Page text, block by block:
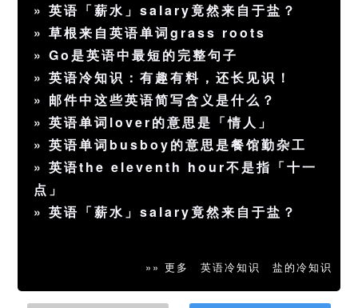
»英语「薪水」salary竟然来自于盐？
»草根来自英语单词grass roots
»Go是英语中最短的完整句子
»英语冷知识：有趣有料，还长见识！
» 邮件中这些英语简写含义是什么？
»英语单词lover的意思是「情人」
»英语单词busboy的意思是餐馆勤杂工
»英语the eleventh hour不是指「十一
点」
»英语「薪水」salary竟然来自于盐？
»» 更多 英语冷知识 盐的冷知识